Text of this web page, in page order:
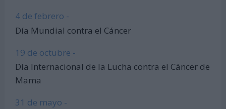
4 de febrero -
Día Mundial contra el Cáncer
19 de octubre -
Día Internacional de la Lucha contra el Cáncer de
Mama
31 de mayo -